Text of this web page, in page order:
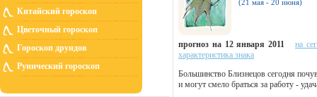
Китайский гороскоп
Цветочный гороскоп
Гороскоп друидов
Рунический гороскоп
(21 мая - 20 июня)
прогноз на 12 января 2011
на
характеристика знака
Большинство Близнецов сегодня
и могут смело браться за работу -